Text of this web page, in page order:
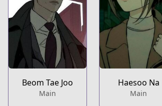
Beom Tae Joo
Main
Haesoo Na
Main